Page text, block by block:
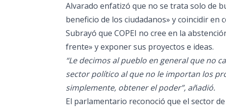
Alvarado enfatizó que no se trata solo de
beneficio de los ciudadanos» y coincidir
Subrayó que COPEI no cree en la
frente» y exponer sus proyectos e ideas.
“Le decimos al pueblo en general que no
sector político al que no le importan los
simplemente, obtener el poder”, añadió.
El parlamentario reconoció que el sector